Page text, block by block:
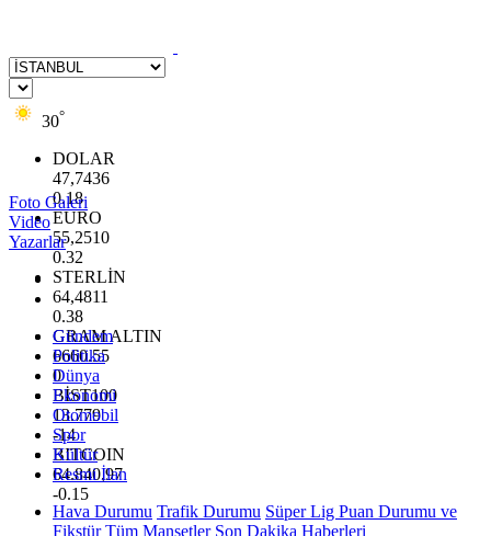
30°
DOLAR
47,7436
0.18
EURO
55,2510
0.32
STERLİN
64,4811
0.38
GRAM ALTIN
6660.55
0
BİST100
13.779
-14
BITCOIN
64.840,97
-0.15
Foto Galeri
Video
Yazarlar
Gündem
Politika
Dünya
Ekonomi
Otomobil
Spor
Kültür
Resmi İlan
Hava Durumu Trafik Durumu Süper Lig Puan Durumu ve
Fikstür Tüm Manşetler Son Dakika Haberleri